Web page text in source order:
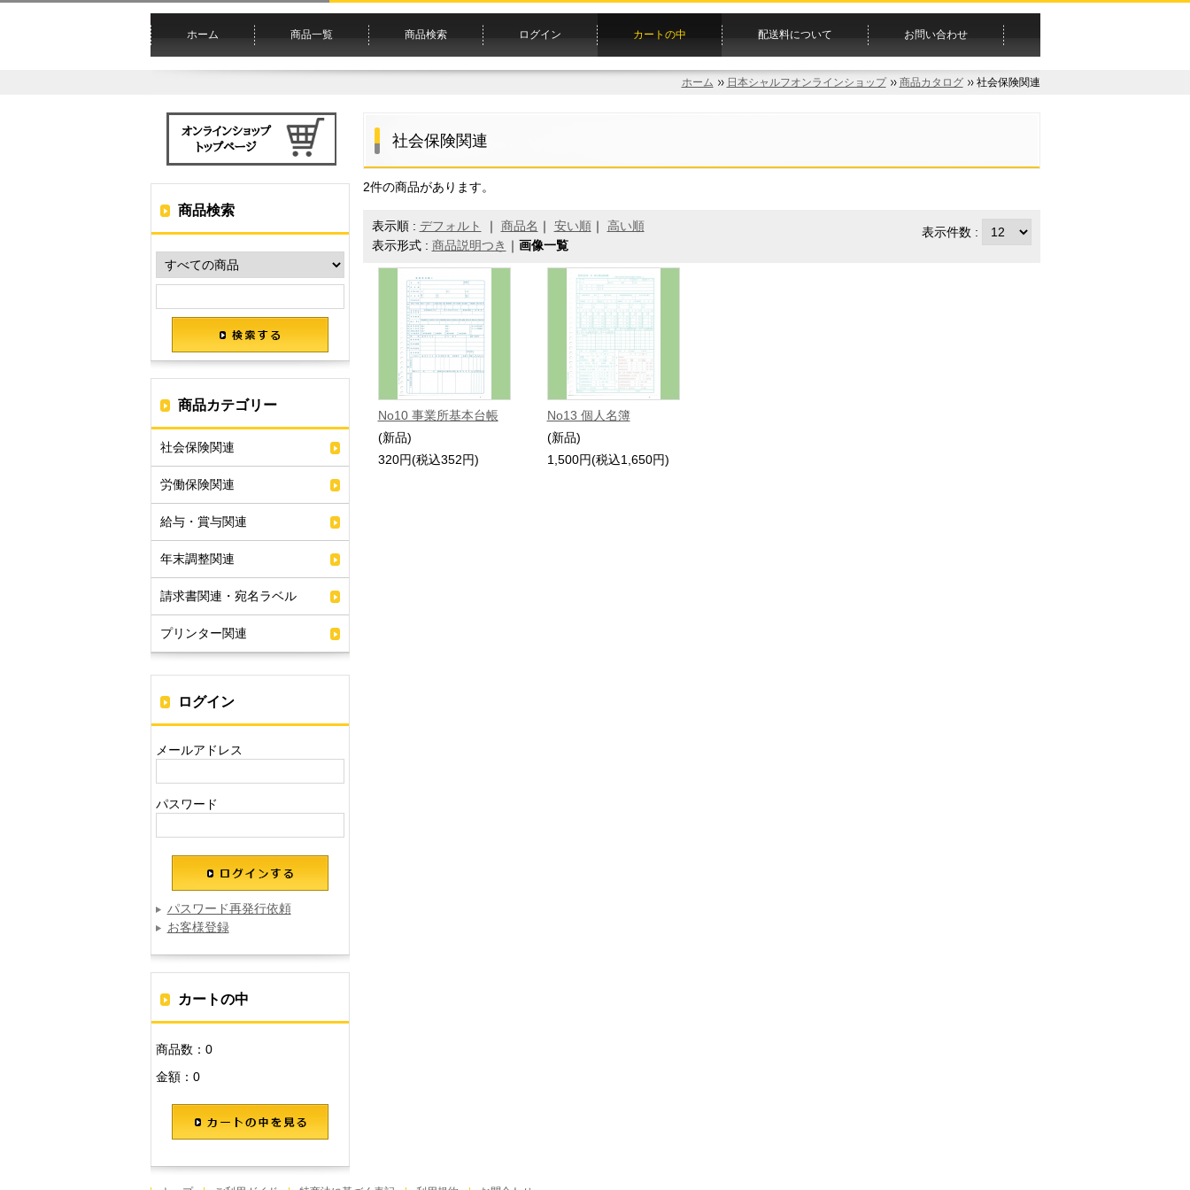
ホーム 商品一覧 商品検索 ログイン カートの中 配送料について お問い合わせ
ホーム 日本シャルフオンラインショップ 商品カタログ 社会保険関連
社会保険関連
2件の商品があります。
表示順 : デフォルト ｜ 商品名 ｜ 安い順｜ 高い順
表示形式 : 商品説明つき ｜ 画像一覧
表示件数 :
No10 事業所基本台帳
(新品)
320円(税込352円)
No13 個人名簿
(新品)
1,500円(税込1,650円)
商品検索
商品カテゴリー
社会保険関連
労働保険関連
給与・賞与関連
年末調整関連
請求書関連・宛名ラベル
プリンター関連
ログイン
メールアドレス
パスワード
パスワード再発行依頼
お客様登録
カートの中
商品数：0
金額：0